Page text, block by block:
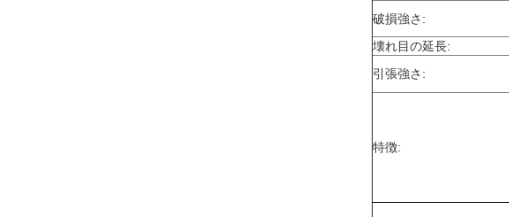
破損強さ:
壊れ目の延長:
引張強さ:
特徴: